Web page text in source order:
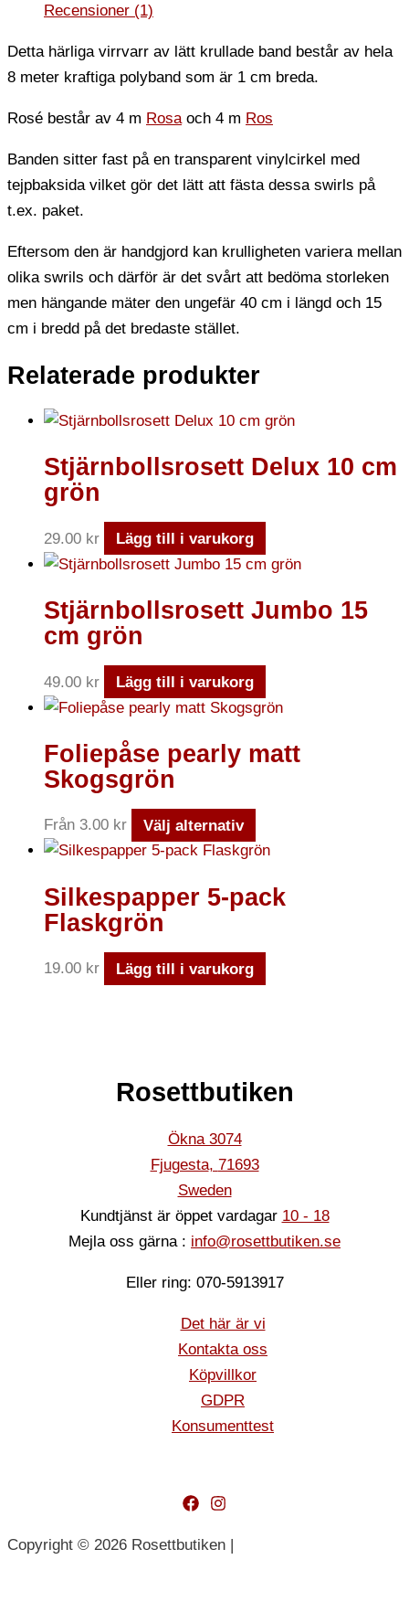
Recensioner (1)
Detta härliga virrvarr av lätt krullade band består av hela
8 meter kraftiga polyband som är 1 cm breda.
Rosé består av 4 m Rosaoch 4 m Ros
Banden sitter fast på en transparent vinylcirkel med
tejpbaksida vilket gör det lätt att fästa dessa swirls på
t.ex. paket.
Eftersom den är handgjord kan krulligheten variera mellan
olika swrils och därför är det svårt att bedöma storleken
men hängande mäter den ungefär 40 cm i längd och 15
cm i bredd på det bredaste stället.
Relaterade produkter
Stjärnbollsrosett Delux 10 cm
grön
29.00 kr Lägg till i varukorg
Stjärnbollsrosett Jumbo 15
cm grön
49.00 kr Lägg till i varukorg
Foliepåse pearly matt
Skogsgrön
Från 3.00 kr Välj alternativ
Silkespapper 5-pack
Flaskgrön
19.00 kr Lägg till i varukorg
Rosettbutiken
Ökna 3074
Fjugesta, 71693
Sweden
Kundtjänst är öppet vardagar 10 - 18
Mejla oss gärna : info@rosettbutiken.se
Eller ring: 070-5913917
Det här är vi
Kontakta oss
Köpvillkor
GDPR
Konsumenttest
Copyright © 2026 Rosettbutiken |